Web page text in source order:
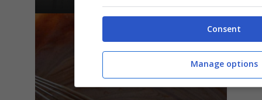
Consent
Manage options